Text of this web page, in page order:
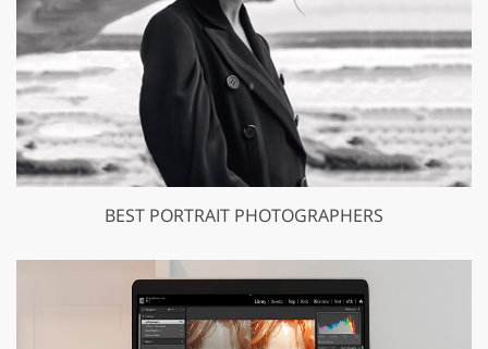
BEST PORTRAIT PHOTOGRAPHERS